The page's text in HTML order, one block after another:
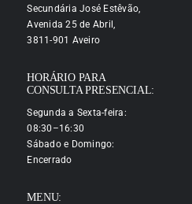
Secundária José Estêvão,
Avenida 25 de Abril,
3811-901 Aveiro
HORÁRIO PARA
CONSULTA PRESENCIAL:
Segunda a Sexta-feira:
08:30–16:30
Sábado e Domingo:
Encerrado
MENU: